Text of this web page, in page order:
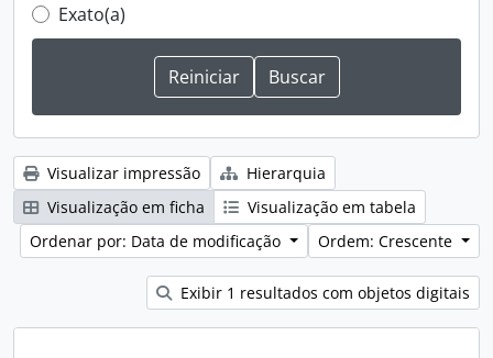
Exato(a)
Visualizar impressão
Hierarquia
Visualização em ficha
Visualização em tabela
Ordenar por: Data de modificação
Ordem: Crescente
Exibir 1 resultados com objetos digitais